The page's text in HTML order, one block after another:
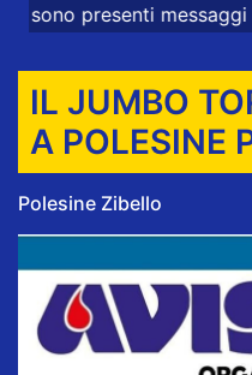
messaggi
IL JUMBO
A POLESINE
Polesine Zibello